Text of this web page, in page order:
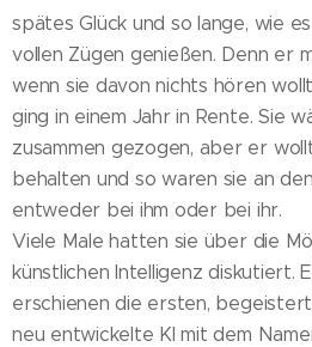
spätes Glück und so lange, wie
vollen Zügen genießen. Denn er
wenn sie davon nichts hören
ging in einem Jahr in Rente. Sie
zusammen gezogen, aber er
behalten und so waren sie an
entweder bei ihm oder bei ihr.
Viele Male hatten sie über die
künstlichen Intelligenz diskutiert.
erschienen die ersten,
neu entwickelte KI mit dem